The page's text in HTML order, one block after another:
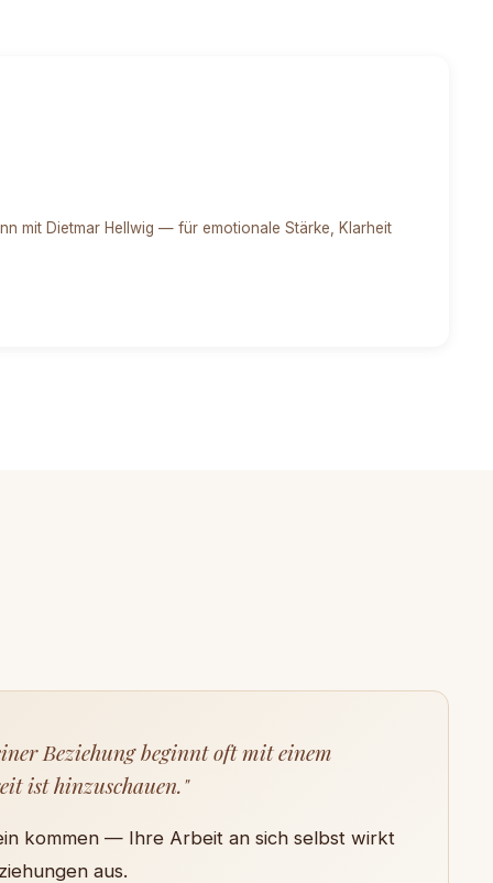
mit Dietmar Hellwig — für emotionale Stärke, Klarheit
Beziehung beginnt oft mit einem
ist hinzuschauen."
kommen — Ihre Arbeit an sich selbst wirkt
aus.